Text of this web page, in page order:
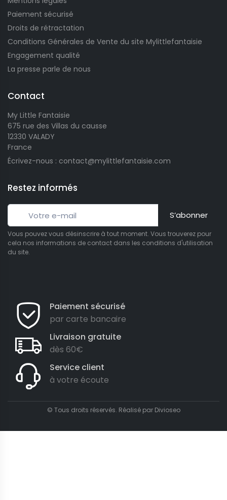
Paiement sécurisé
Droits de rétractation
Conditions Générales de Vente du site Mylittlefantaisie
Engagement qualité
La presse parle de nous
Contact
My Little Fantaisie
675 rue des Villas du causse
12330 VALADY
France
Écrivez-nous : contact@mylittlefantaisie.com
Restez informés
S’abonner
Vous pouvez vous désinscrire à tout moment. Vous trouverez pour
cela nos informations de contact dans les conditions d'utilisation
du site.
Paiement sécurisé
par carte bancaire
Livraison gratuite
dès 60€
Service client
à votre écoute
© Tous droits réservés. Réalisé par Divioseo